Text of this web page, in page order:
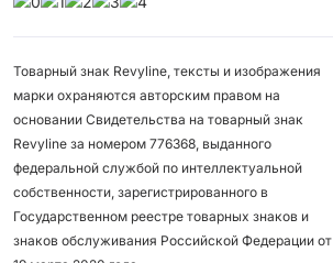
Товарный знак Revyline, тексты и изображения
марки охраняются авторским правом на
основании Свидетельства на товарный знак
Revyline за номером 776368, выданного
федеральной службой по интеллектуальной
собственности, зарегистрированного в
Государственном реестре товарных знаков и
знаков обслуживания Российской Федерации от